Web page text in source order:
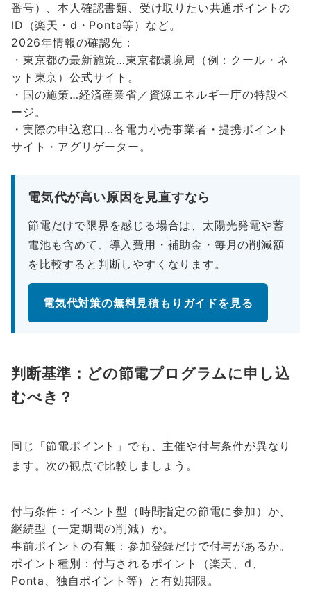
番号）、本人確認書類、受け取りたい共通ポイントの
ID（楽天・d・Ponta等）など。
2026年情報の確認先：
・東京都の最新施策…東京都環境局（例：クール・ネ
ット東京）公式サイト。
・国の施策…経済産業省／資源エネルギー庁の特設ペ
ージ。
・実際の申込窓口…各電力小売事業者・提携ポイント
サイト・アグリゲーター。
電気代が高い原因を見直すなら
節電だけで限界を感じる場合は、太陽光発電や蓄
電池も含めて、導入費用・補助金・毎月の削減額
を比較すると判断しやすくなります。
電気代対策の無料見積もりガイドを見る
判断基準：どの節電プログラムに申し込
むべき？
同じ「節電ポイント」でも、主催や付与条件が異なり
ます。次の観点で比較しましょう。
付与条件：イベント型（時間指定の節電に参加）か、
継続型（一定期間の削減）か。
事前ポイントの有無：参加登録だけで付与があるか。
ポイント種別：付与されるポイント（楽天、d、
Ponta、独自ポイント等）と有効期限。